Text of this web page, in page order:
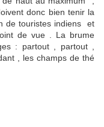
donc bien tenir la
de touristes indiens et
de vue . La brume
: partout , partout ,
, les champs de thé